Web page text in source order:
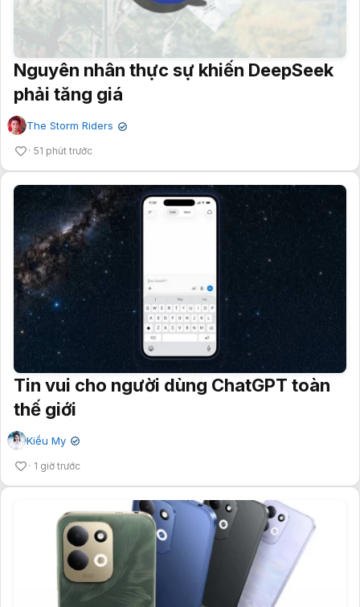
Nguyên nhân thực sự khiến DeepSeek
phải tăng giá
The Storm Riders ✔
51 phút trước
Tin vui cho người dùng ChatGPT toàn
thế giới
Kiều My ✔
1 giờ trước